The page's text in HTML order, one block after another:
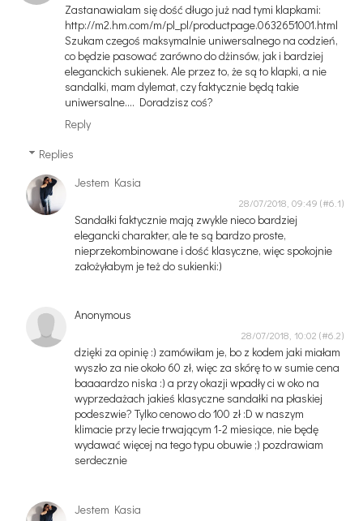
Zastanawialam się dość długo już nad tymi klapkami:
http://m2.hm.com/m/pl_pl/productpage.0632651001.html
Szukam czegoś maksymalnie uniwersalnego na codzień,
co będzie pasować zarówno do dżinsów, jak i bardziej
eleganckich sukienek. Ale przez to, że są to klapki, a nie
sandalki, mam dylemat, czy faktycznie będą takie
uniwersalne.... Doradzisz coś?
Reply
Replies
Jestem Kasia
28/07/2018, 09:49
Sandałki faktycznie mają zwykle nieco bardziej
elegancki charakter, ale te są bardzo proste,
nieprzekombinowane i dość klasyczne, więc spokojnie
założyłabym je też do sukienki:)
Anonymous
28/07/2018, 10:02
dzięki za opinię :) zamówiłam je, bo z kodem jaki miałam
wyszło za nie około 60 zł, więc za skórę to w sumie cena
baaaardzo niska :) a przy okazji wpadły ci w oko na
wyprzedażach jakieś klasyczne sandałki na płaskiej
podeszwie? Tylko cenowo do 100 zł :D w naszym
klimacie przy lecie trwającym 1-2 miesiące, nie będę
wydawać więcej na tego typu obuwie ;) pozdrawiam
serdecznie
Jestem Kasia